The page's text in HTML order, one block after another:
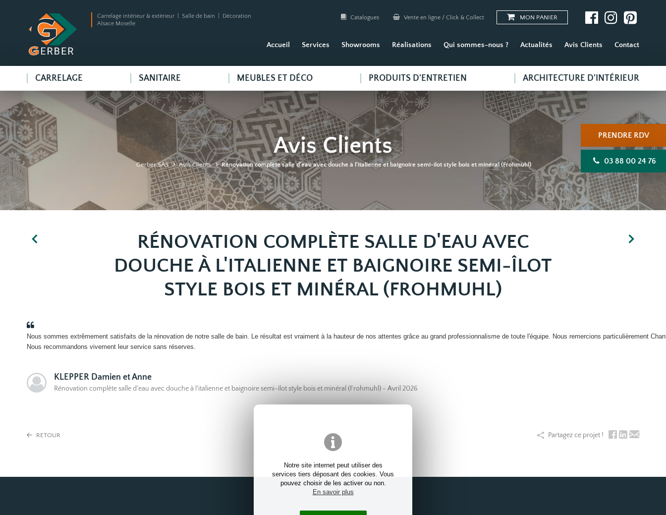
Notre site internet peut utiliser des
services tiers déposant des cookies. Vous
pouvez choisir de les activer ou non.
En savoir plus
Carrelage intérieur & extérieur | Salle de bain | Décoration
Alsace Moselle
Catalogues Vente en ligne / Click & Collect MON PANIER
Accueil Services Showrooms Réalisations Qui sommes-nous ? Actualités Avis Clients Contact
CARRELAGE SANITAIRE MEUBLES ET DÉCO PRODUITS D'ENTRETIEN ARCHITECTURE D'INTÉRIEUR
PRENDRE RDV
03 88 00 24 76
Avis Clients
Gerber SAS Avis Clients Rénovation complète salle d'eau avec douche à l'italienne et baignoire semi-îlot style bois et minéral (Frohmuhl)
RÉNOVATION COMPLÈTE SALLE D'EAU AVEC
DOUCHE À L'ITALIENNE ET BAIGNOIRE SEMI-ÎLOT
STYLE BOIS ET MINÉRAL (FROHMUHL)
Nous sommes extrêmement satisfaits de la rénovation de notre salle de bain. Le résultat est vraiment à la hauteur de nos attentes grâce au grand professionnalisme de toute l'équipe. Nous remercions particulièrement
Nous recommandons vivement leur service sans réserves.
KLEPPER Damien et Anne
Rénovation complète salle d'eau avec douche à l'italienne et baignoire semi-îlot style bois et minéral (Frohmuhl) - Avril 2026
RETOUR Partagez ce projet !